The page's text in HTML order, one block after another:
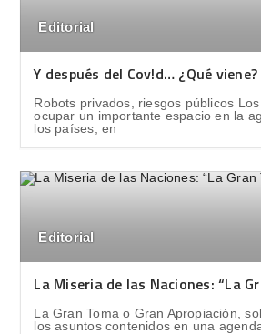
Editorial
Y después del Cov!d… ¿Qué
Robots privados, riesgos públicos
ocupar un importante espacio en la
los países, en
Editorial
La Miseria de las Naciones: “La
La Gran Toma o Gran Apropiación,
los asuntos contenidos en una